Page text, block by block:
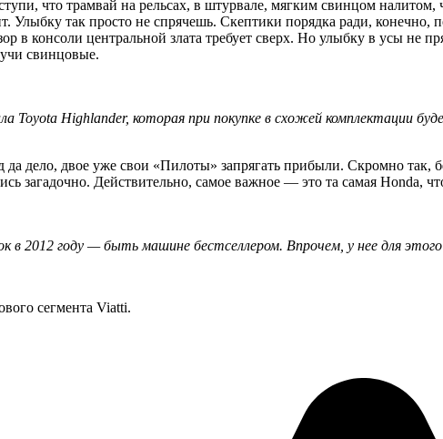
что трамвай на рельсах, в штурвале, мягким свинцом налитом,
Улыбку так просто не спрячешь. Скептики порядка ради, конечно,
в консоли центральной злата требует сверх. Но улыбку в усы
свинцовые.
Toyota Highlander, которая при покупке в схожей комплектации
дело, двое уже свои «Пилоты» запрягать прибыли. Скромно
загадочно. Действительно, самое важное — это та самая Honda,
в 2012 году — быть машине бестселлером. Впрочем, у нее для
сегмента Viatti.